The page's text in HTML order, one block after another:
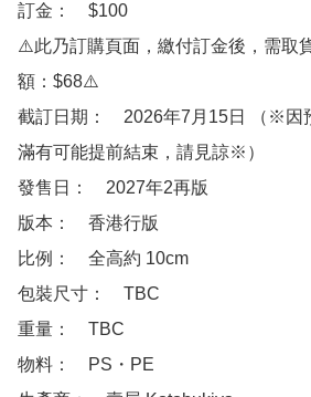
訂金：　$100
⚠️此乃訂購頁面，繳付訂金後，需取
額：$68⚠️
截訂日期：　2026年7月15日 （※因
滿有可能提前結束，請見諒※）
發售日：　2027年2再版
版本：　香港行版
比例：　全高約 10cm
包裝尺寸：　TBC
重量：　TBC
物料：　PS・PE